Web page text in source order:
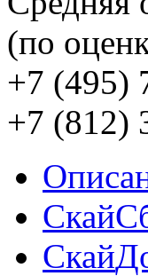
(по
+7 (495)
+7 (812)
Скай
Скай